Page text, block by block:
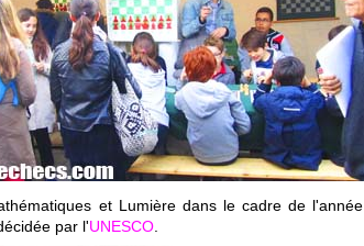
et Lumière dans le cadre de l'année
par l'UNESCO